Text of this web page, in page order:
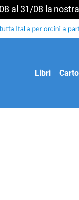
al 31/08 la
Libri